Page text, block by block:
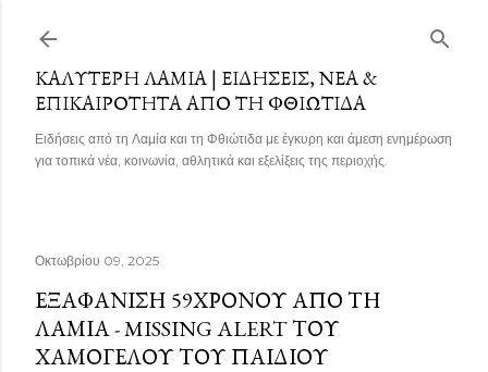
ΚΑΛΎΤΕΡΗ ΛΑΜΊΑ | ΕΙΔΉΣΕΙΣ, ΝΈΑ &
ΕΠΙΚΑΙΡΌΤΗΤΑ ΑΠΌ ΤΗ ΦΘΙΏΤΙΔΑ
Ειδήσεις από τη Λαμία και τη Φθιώτιδα με έγκυρη και άμεση ενημέρωση
για τοπικά νέα, κοινωνία, αθλητικά και εξελίξεις της περιοχής.
Οκτωβρίου 09, 2025
ΕΞΑΦΆΝΙΣΗ 59ΧΡΟΝΟΥ ΑΠΌ ΤΗ
ΛΑΜΊΑ - MISSING ALERT ΤΟΥ
ΧΑΜΌΓΕΛΟΥ ΤΟΥ ΠΑΙΔΙΟΎ